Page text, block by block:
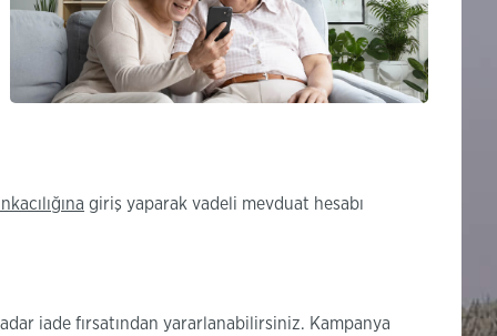
giriş yaparak vadeli mevduat hesabı
iade fırsatından yararlanabilirsiniz. Kampanya